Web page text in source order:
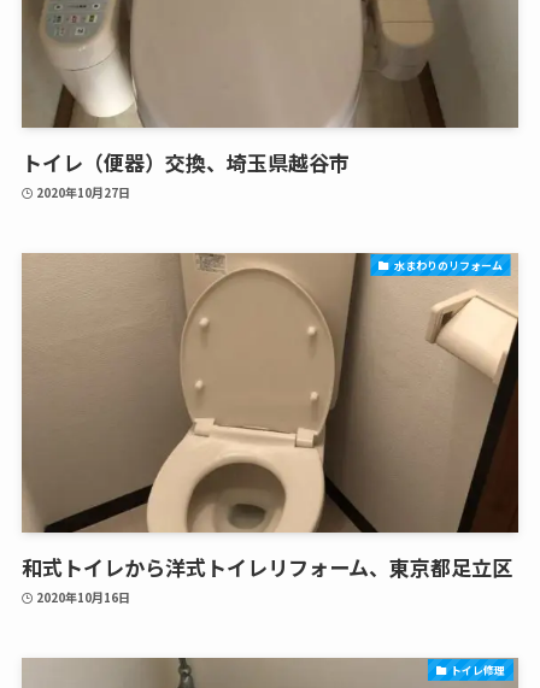
トイレ（便器）交換、埼玉県越谷市
2020年10月27日
水まわりのリフォーム
和式トイレから洋式トイレリフォーム、東京都足立区
2020年10月16日
トイレ修理